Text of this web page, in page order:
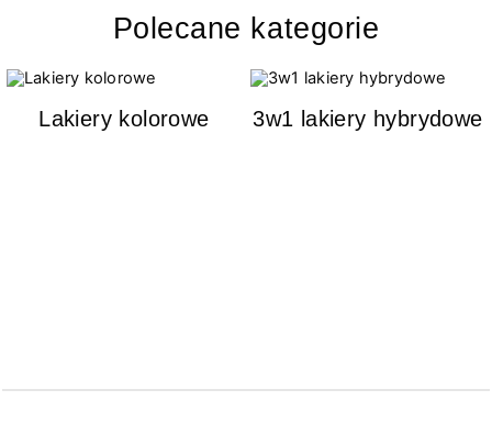
Polecane kategorie
Lakiery kolorowe 3w1 lakiery hybrydowe